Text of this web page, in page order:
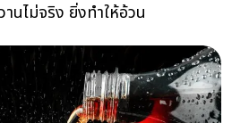
นไม่จริง ยิ่งทำให้อ้วน